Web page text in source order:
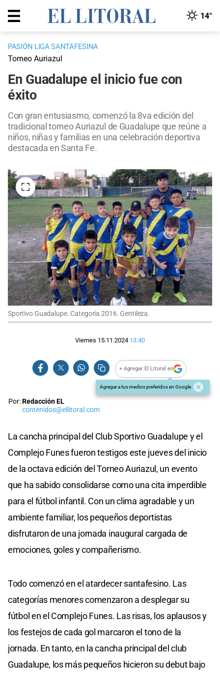
14°
PASIÓN LIGA SANTAFESINA
Torneo Auriazul
En Guadalupe el inicio fue con
éxito
Con gran entusiasmo, comenzó la 8va edición del
tradicional torneo Auriazul de Guadalupe que reúne a
niños, niñas y familias en una celebración deportiva
destacada en Santa Fe.
Sportivo Guadalupe. Categoría 2016. Gentileza.
Viernes 15.11.2024 13:40
+ Agregar El Litoral en
Agregar a tus medios preferidos en Google
Por:Redacción EL
contenidos@ellitoral.com
La cancha principal del Club Sportivo Guadalupe y el
Complejo Funes fueron testigos este jueves del inicio
de la octava edición del Torneo Auriazul, un evento
que ha sabido consolidarse como una cita imperdible
para el fútbol infantil. Con un clima agradable y un
ambiente familiar, los pequeños deportistas
disfrutaron de una jornada inaugural cargada de
emociones, goles y compañerismo.
Todo comenzó en el atardecer santafesino. Las
categorías menores comenzaron a desplegar su
fútbol en el Complejo Funes. Las risas, los aplausos y
los festejos de cada gol marcaron el tono de la
jornada. En tanto, en la cancha principal del club
Guadalupe, los más pequeños hicieron su debut bajo